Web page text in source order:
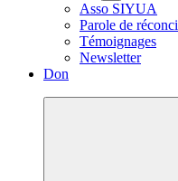
Asso SIYUA
Parole de
Témoignages
Newsletter
Don